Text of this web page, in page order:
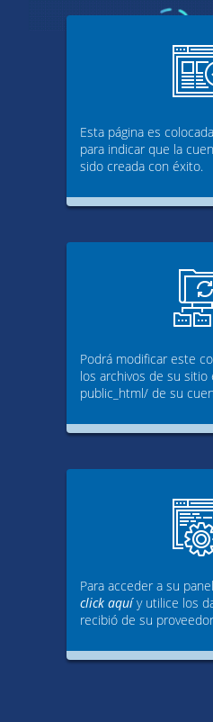
Esta página es
para indicar que la
sido creada con éxito.
Podrá modificar este
los archivos de su sitio
public_html/ de su
Para acceder a su
click aquíy utilice los
recibió de su